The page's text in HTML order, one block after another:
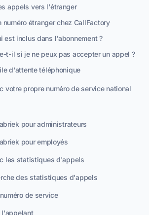
appels vers l'étranger
numéro étranger chez CallFactory
est inclus dans l'abonnement ?
t-il si je ne peux pas accepter un appel ?
d'attente téléphonique
votre propre numéro de service national
pour administrateurs
pour employés
les statistiques d'appels
des statistiques d'appels
de service
l'appelant